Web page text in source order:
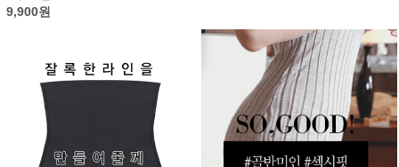
9,900원